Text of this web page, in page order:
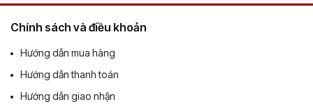
Chính sách và điều khoản
Hướng dẫn mua hàng
Hướng dẫn thanh toán
Hướng dẫn giao nhận